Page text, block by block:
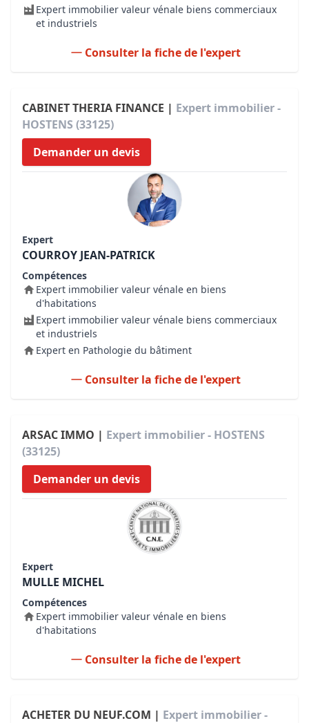
Expert immobilier valeur vénale biens commerciaux
et industriels
Consulter la fiche de l'expert
CABINET THERIA FINANCE | Expert immobilier -
HOSTENS (33125)
Demander un devis
Expert
COURROY JEAN-PATRICK
Compétences
Expert immobilier valeur vénale en biens
d'habitations
Expert immobilier valeur vénale biens commerciaux
et industriels
Expert en Pathologie du bâtiment
Consulter la fiche de l'expert
ARSAC IMMO | Expert immobilier - HOSTENS
(33125)
Demander un devis
Expert
MULLE MICHEL
Compétences
Expert immobilier valeur vénale en biens
d'habitations
Consulter la fiche de l'expert
ACHETER DU NEUF.COM | Expert immobilier -